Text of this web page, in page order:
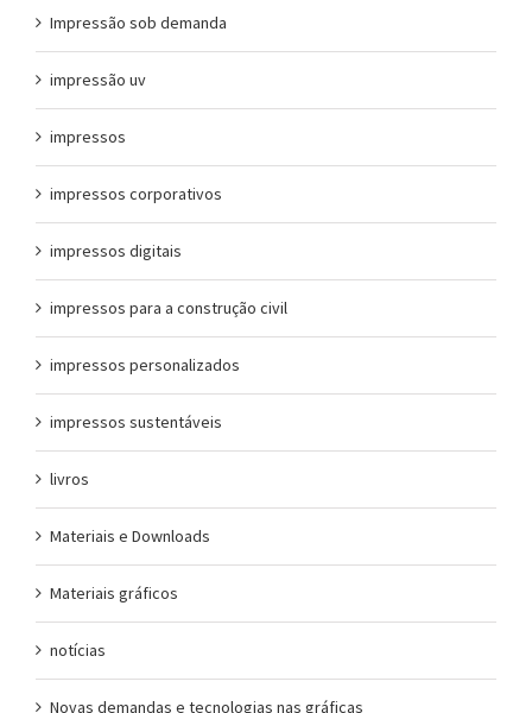
Impressão sob demanda
impressão uv
impressos
impressos corporativos
impressos digitais
impressos para a construção civil
impressos personalizados
impressos sustentáveis
livros
Materiais e Downloads
Materiais gráficos
notícias
Novas demandas e tecnologias nas gráficas